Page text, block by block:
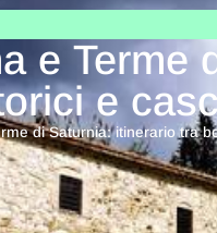
e Terme
e
di Saturnia: itinerario tra